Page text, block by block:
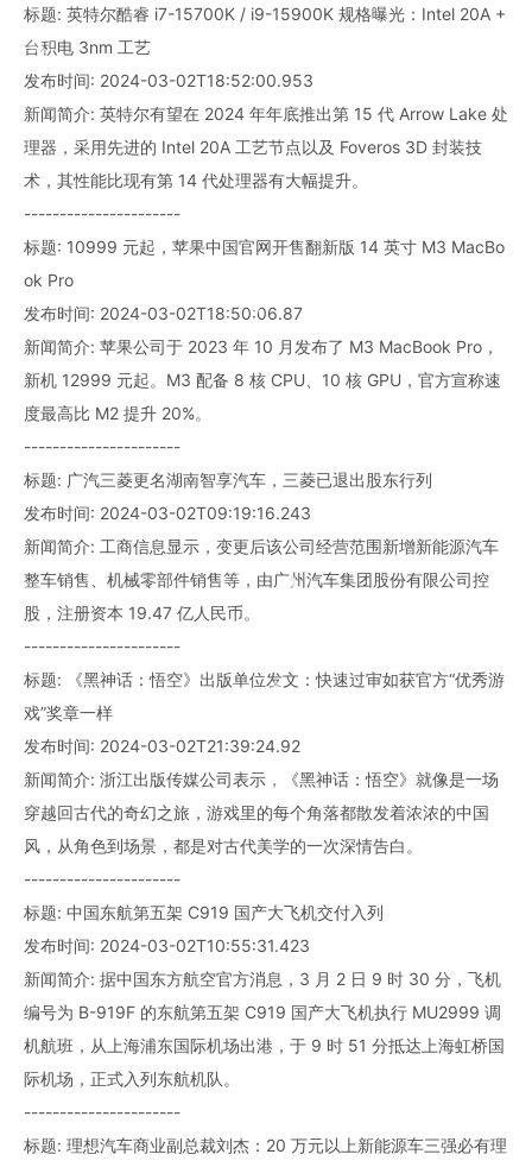
标题: 英特尔酷睿 i7-15700K / i9-15900K 规格曝光：Intel 20A +
台积电 3nm 工艺
发布时间: 2024-03-02T18:52:00.953
新闻简介: 英特尔有望在 2024 年年底推出第 15 代 Arrow Lake 处
理器，采用先进的 Intel 20A 工艺节点以及 Foveros 3D 封装技
术，其性能比现有第 14 代处理器有大幅提升。
----------------------
标题: 10999 元起，苹果中国官网开售翻新版 14 英寸 M3 MacBo
ok Pro
发布时间: 2024-03-02T18:50:06.87
新闻简介: 苹果公司于 2023 年 10 月发布了 M3 MacBook Pro，
新机 12999 元起。M3 配备 8 核 CPU、10 核 GPU，官方宣称速
度最高比 M2 提升 20%。
----------------------
标题: 广汽三菱更名湖南智享汽车，三菱已退出股东行列
发布时间: 2024-03-02T09:19:16.243
新闻简介: 工商信息显示，变更后该公司经营范围新增新能源汽车
整车销售、机械零部件销售等，由广州汽车集团股份有限公司控
股，注册资本 19.47 亿人民币。
----------------------
标题: 《黑神话：悟空》出版单位发文：快速过审如获官方“优秀游
戏”奖章一样
发布时间: 2024-03-02T21:39:24.92
新闻简介: 浙江出版传媒公司表示，《黑神话：悟空》就像是一场
穿越回古代的奇幻之旅，游戏里的每个角落都散发着浓浓的中国
风，从角色到场景，都是对古代美学的一次深情告白。
----------------------
标题: 中国东航第五架 C919 国产大飞机交付入列
发布时间: 2024-03-02T10:55:31.423
新闻简介: 据中国东方航空官方消息，3 月 2 日 9 时 30 分，飞机
编号为 B-919F 的东航第五架 C919 国产大飞机执行 MU2999 调
机航班，从上海浦东国际机场出港，于 9 时 51 分抵达上海虹桥国
际机场，正式入列东航机队。
----------------------
标题: 理想汽车商业副总裁刘杰：20 万元以上新能源车三强必有理